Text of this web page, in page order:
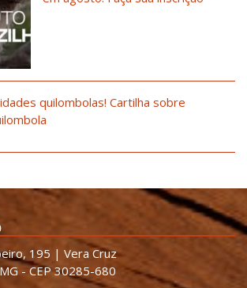
quilombolas! Cartilha sobre
195 | Vera Cruz
- CEP 30285-680